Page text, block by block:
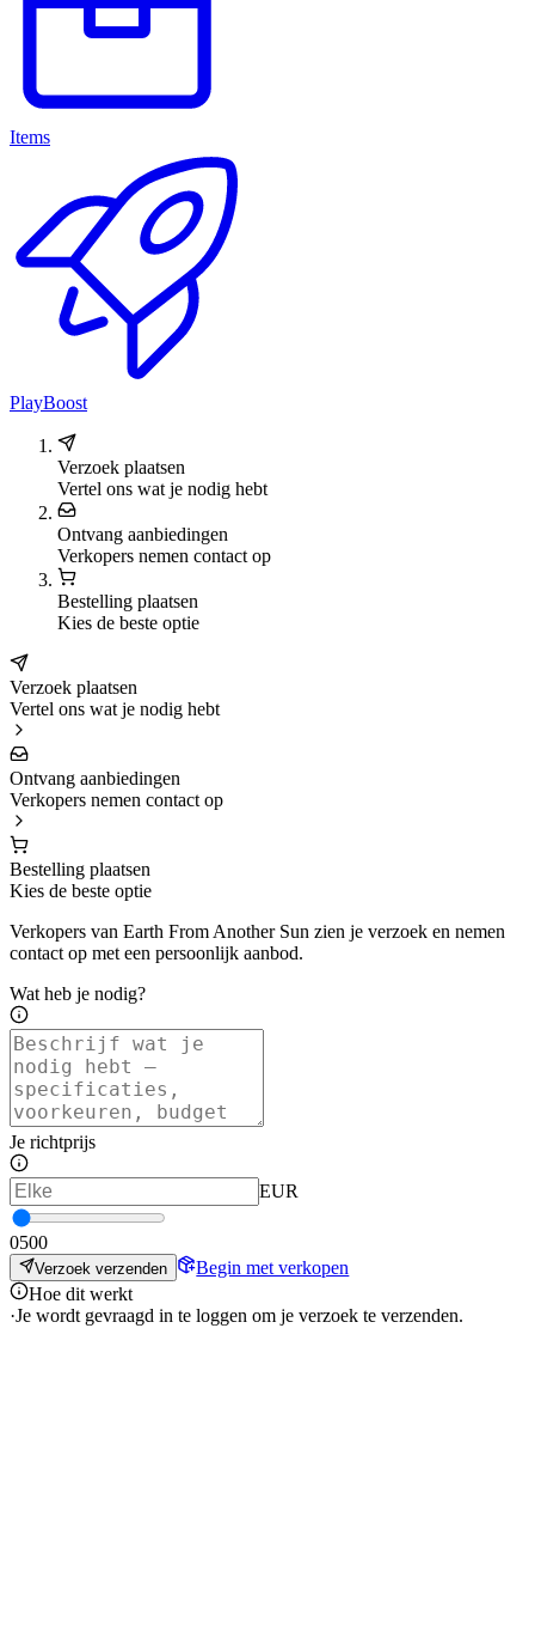
Items
PlayBoost
Verzoek plaatsen
Vertel ons wat je nodig hebt
Ontvang aanbiedingen
Verkopers nemen contact op
Bestelling plaatsen
Kies de beste optie
Verzoek plaatsen
Vertel ons wat je nodig hebt
Ontvang aanbiedingen
Verkopers nemen contact op
Bestelling plaatsen
Kies de beste optie
Verkopers van Earth From Another Sun zien je verzoek en nemen
contact op met een persoonlijk aanbod.
Wat heb je nodig?
Je richtprijs
EUR
0500
Verzoek verzenden
Begin met verkopen
Hoe dit werkt
·Je wordt gevraagd in te loggen om je verzoek te verzenden.